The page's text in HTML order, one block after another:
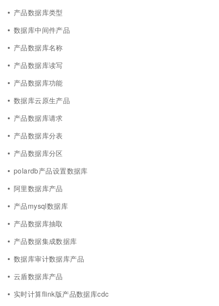
产品数据库类型
数据库中间件产品
产品数据库名称
产品数据库读写
产品数据库功能
数据库云原生产品
产品数据库请求
产品数据库分表
产品数据库分区
polardb产品设置数据库
阿里数据库产品
产品mysql数据库
产品数据库抽取
产品数据集成数据库
数据库审计数据库产品
云盾数据库产品
实时计算flink版产品数据库cdc